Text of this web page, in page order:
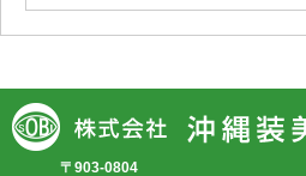
〒903-0804